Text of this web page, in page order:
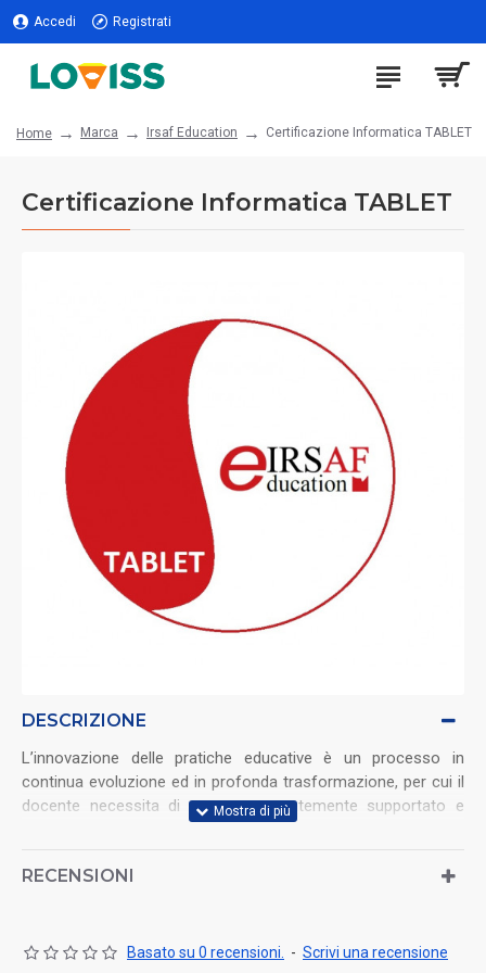
Accedi Registrati
Home Marca Irsaf Education Certificazione Informatica TABLET
Certificazione Informatica TABLET
DESCRIZIONE
L’innovazione delle pratiche educative è un processo in
continua evoluzione ed in profonda trasformazione, per cui il
docente necessita di essere costantemente supportato e
L’impianto progettuale punta all’acquisizione ed alla
RECENSIONI
Basato su 0 recensioni. - Scrivi una recensione